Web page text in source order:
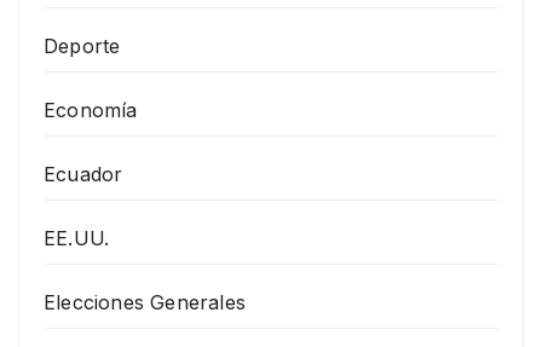
Deporte
Economía
Ecuador
EE.UU.
Elecciones Generales